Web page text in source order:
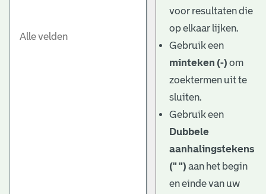
voor resultaten die
op elkaar lijken.
Gebruik een
minteken (-) om
zoektermen uit te
sluiten.
Gebruik een
Dubbele
aanhalingstekens
(" ") aan het begin
en einde van uw